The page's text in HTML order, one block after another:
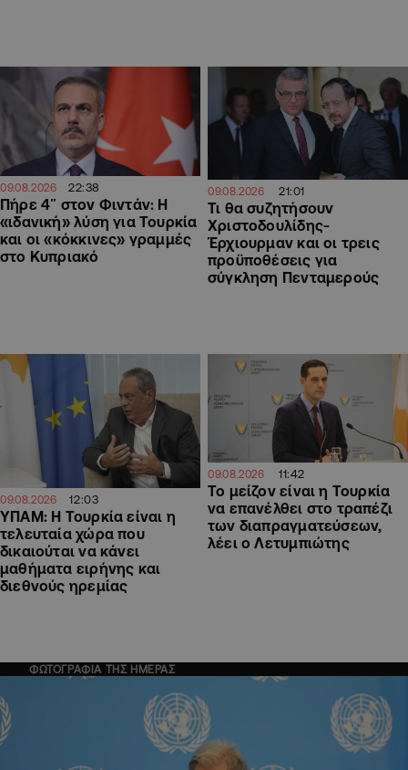
09.08.2026 22:38
Πήρε 4″ στον Φιντάν: Η
«ιδανική» λύση για Τουρκία
και οι «κόκκινες» γραμμές
στο Κυπριακό
09.08.2026 21:01
Τι θα συζητήσουν
Χριστοδουλίδης-
Έρχιουρμαν και οι τρεις
προϋποθέσεις για
σύγκληση Πενταμερούς
09.08.2026 12:03
ΥΠΑΜ: Η Τουρκία είναι η
τελευταία χώρα που
δικαιούται να κάνει
μαθήματα ειρήνης και
διεθνούς ηρεμίας
09.08.2026 11:42
Το μείζον είναι η Τουρκία
να επανέλθει στο τραπέζι
των διαπραγματεύσεων,
λέει ο Λετυμπιώτης
ΦΩΤΟΓΡΑΦΙΑ ΤΗΣ ΗΜΕΡΑΣ